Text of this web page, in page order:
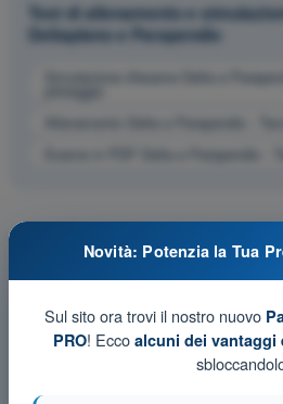
Test di allenamento e
Deltaplano e Parapendio
Simulazione d'esame Delta e
Allenamento Delta e Parapendio -
Esame in PDF Delta e Parapendio -
Novità: Potenzia la Tua
Sul sito ora trovi il nostro nuovo
PRO! Ecco alcuni dei vantaggi